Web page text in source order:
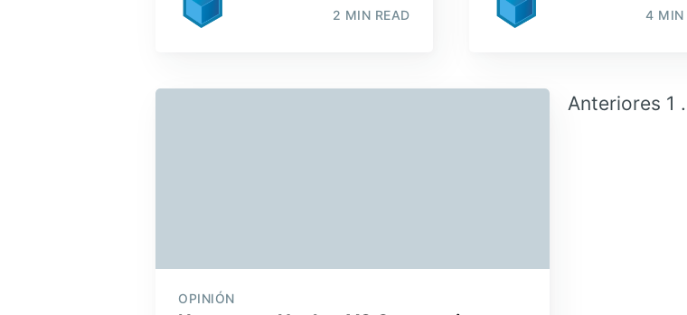
2 MIN READ 4 MIN
OPINIÓN
Anteriores 1